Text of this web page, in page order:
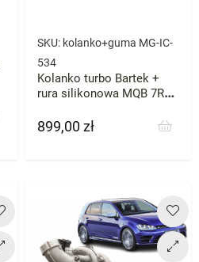
SKU: kolanko+guma MG-IC-
534
Kolanko turbo Bartek +
rura silikonowa MQB 7R
Cena
899,00 zł